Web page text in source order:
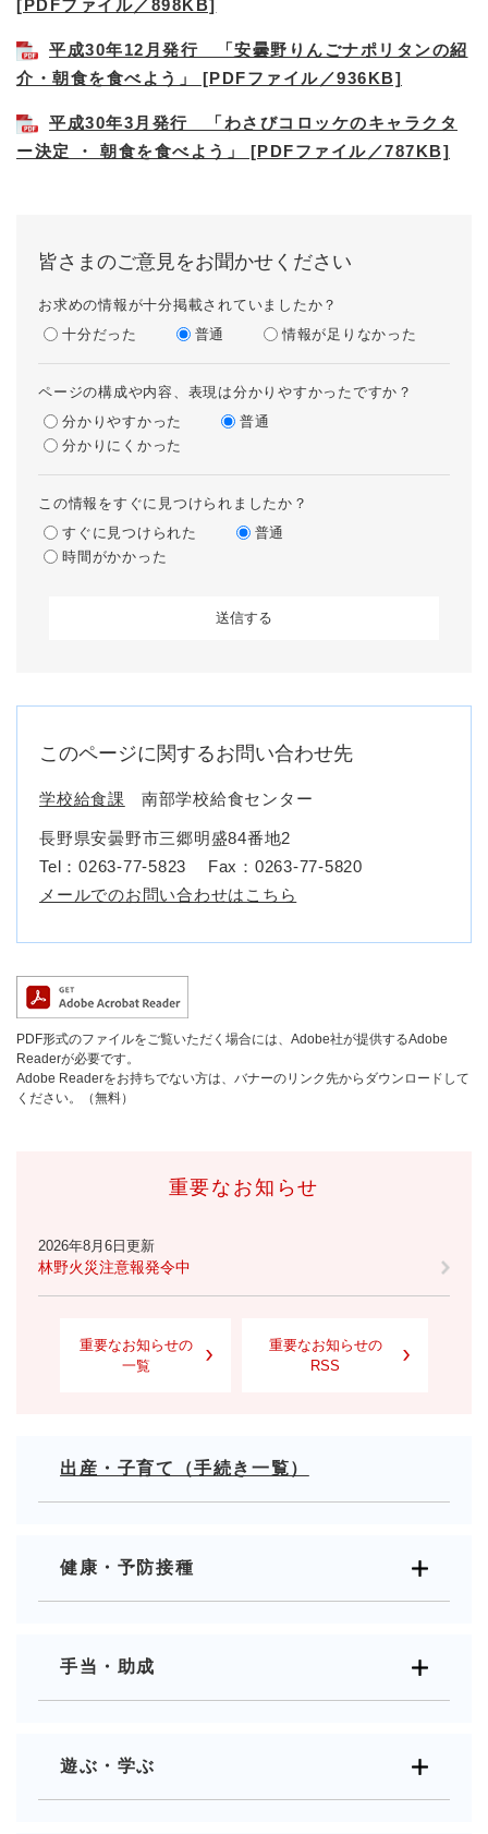
[PDFファイル／898KB]
平成30年12月発行 「安曇野りんごナポリタンの紹
介・朝食を食べよう」 [PDFファイル／936KB]
平成30年3月発行 「わさびコロッケのキャラクタ
ー決定 ・ 朝食を食べよう」 [PDFファイル／787KB]
皆さまのご意見をお聞かせください
お求めの情報が十分掲載されていましたか？
十分だった
普通 情報が足りなかった
ページの構成や内容、表現は分かりやすかったですか？
分かりやすかった
普通
分かりにくかった
この情報をすぐに見つけられましたか？
すぐに見つけられた
普通
時間がかかった
このページに関するお問い合わせ先
学校給食課 南部学校給食センター
長野県安曇野市三郷明盛84番地2
Tel：0263-77-5823
Fax：0263-77-5820
メールでのお問い合わせはこちら
PDF形式のファイルをご覧いただく場合には、Adobe社が提供するAdobe
Readerが必要です。
Adobe Readerをお持ちでない方は、バナーのリンク先からダウンロードして
ください。（無料）
重要なお知らせ
2026年8月6日更新
林野火災注意報発令中
重要なお知らせの
一覧
重要なお知らせの
RSS
出産・子育て（手続き一覧）
健康・予防接種
手当・助成
遊ぶ・学ぶ